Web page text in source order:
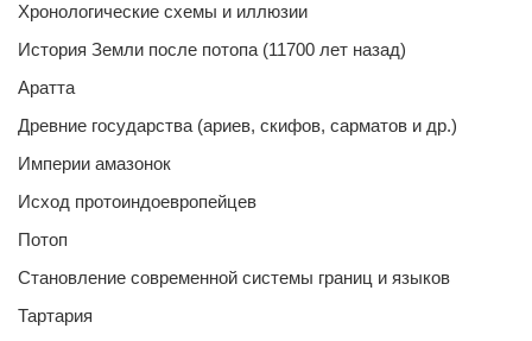
Хронологические схемы и иллюзии
История Земли после потопа (11700 лет назад)
Аратта
Древние государства (ариев, скифов, сарматов и др.)
Империи амазонок
Исход протоиндоевропейцев
Потоп
Становление современной системы границ и языков
Тартария